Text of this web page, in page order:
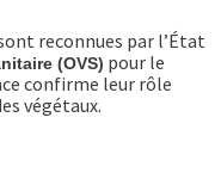
reconnues par l’État
(OVS) pour le
confirme leur rôle
végétaux.